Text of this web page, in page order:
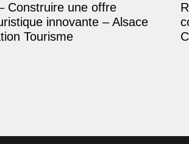
Construire une offre
innovante – Alsace
Tourisme